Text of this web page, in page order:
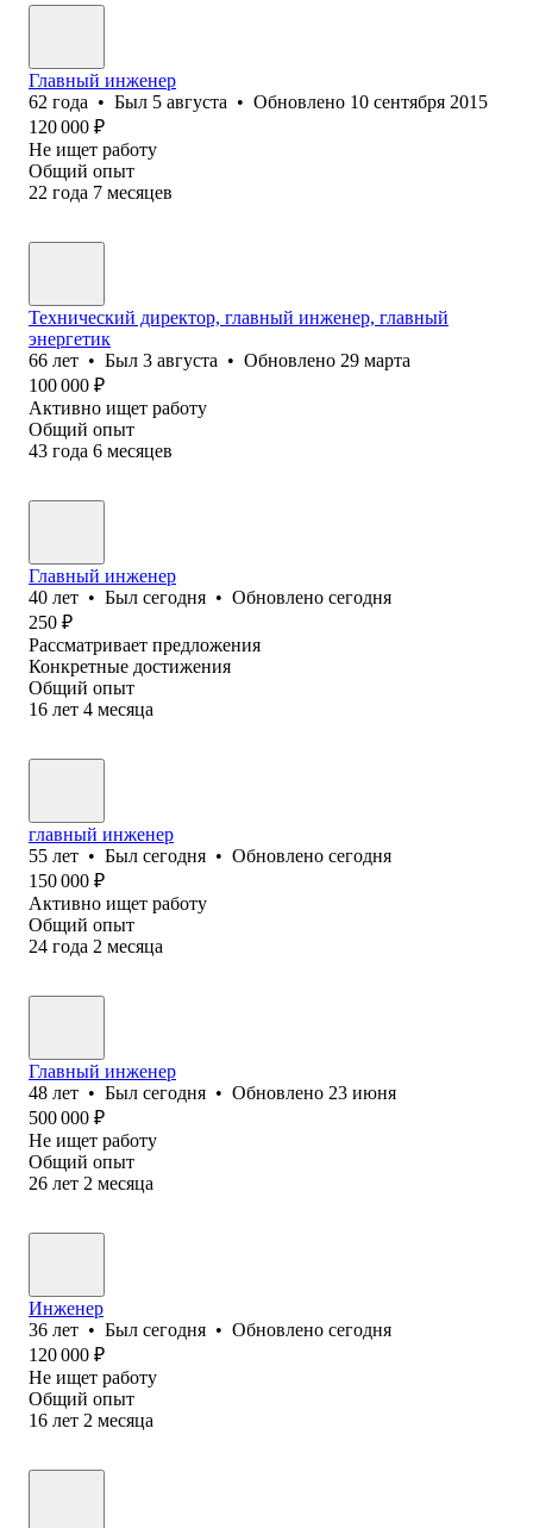
Главный инженер
62 года • Был 5 августа • Обновлено 10 сентября 2015
120 000 ₽
Не ищет работу
Общий опыт
22 года 7 месяцев
Технический директор, главный инженер, главный
энергетик
66 лет • Был 3 августа • Обновлено 29 марта
100 000 ₽
Активно ищет работу
Общий опыт
43 года 6 месяцев
Главный инженер
40 лет • Был сегодня • Обновлено сегодня
250 ₽
Рассматривает предложения
Конкретные достижения
Общий опыт
16 лет 4 месяца
главный инженер
55 лет • Был сегодня • Обновлено сегодня
150 000 ₽
Активно ищет работу
Общий опыт
24 года 2 месяца
Главный инженер
48 лет • Был сегодня • Обновлено 23 июня
500 000 ₽
Не ищет работу
Общий опыт
26 лет 2 месяца
Инженер
36 лет • Был сегодня • Обновлено сегодня
120 000 ₽
Не ищет работу
Общий опыт
16 лет 2 месяца